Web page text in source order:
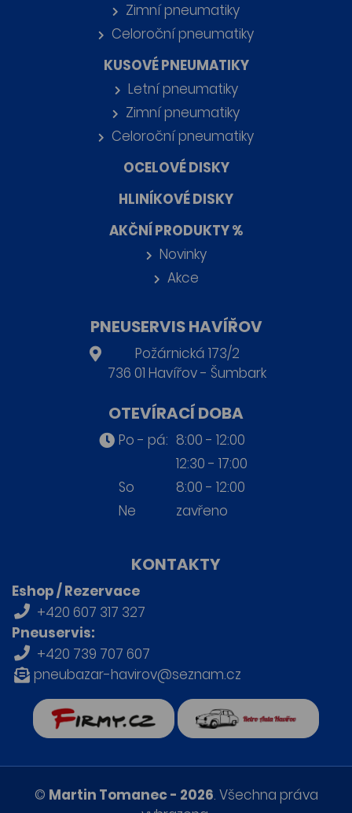
Zimní pneumatiky
Celoroční pneumatiky
KUSOVÉ PNEUMATIKY
Letní pneumatiky
Zimní pneumatiky
Celoroční pneumatiky
OCELOVÉ DISKY
HLINÍKOVÉ DISKY
AKČNÍ PRODUKTY %
Novinky
Akce
PNEUSERVIS HAVÍŘOV
Požárnická 173/2
736 01 Havířov - Šumbark
OTEVÍRACÍ DOBA
Po - pá: 8:00 - 12:00
12:30 - 17:00
So
8:00 - 12:00
Ne
zavřeno
KONTAKTY
Eshop / Rezervace
+420 607 317 327
Pneuservis:
+420 739 707 607
pneubazar-havirov@seznam.cz
Retro auta Havířov
© Martin Tomanec - 2026. Všechna práva